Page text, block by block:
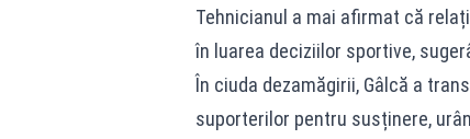
Tehnicianul a mai afirmat că
în luarea deciziilor sportive,
În ciuda dezamăgirii, Gâlcă a
suporterilor pentru susținere,